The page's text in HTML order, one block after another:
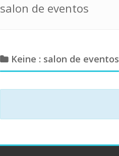
salon de eventos
Keine : salon de eventos